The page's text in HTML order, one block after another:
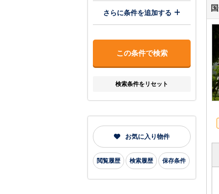
さらに条件を追加する
検索条件をリセット
お気に入り物件
閲覧履歴 検索履歴 保存条件